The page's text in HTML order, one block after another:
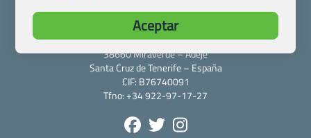
Viajes.com
Last Minute Express S.L.U.
c/ Drago, CC HLS, Local 13
38660 Miraverde – Adeje
Santa Cruz de Tenerife – España
CIF: B76740091
Tfno: +34 922-97-17-27
Aceptar